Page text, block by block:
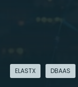
ELASTX DBAAS